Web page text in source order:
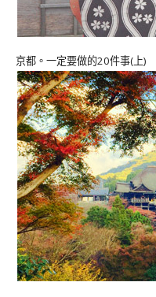
京都。一定要做的20件事(上)